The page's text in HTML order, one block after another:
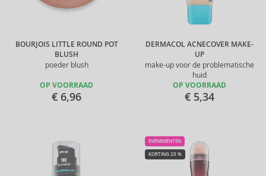
BOURJOIS LITTLE ROUND POT
BLUSH
poeder blush
OP VOORRAAD
€ 6,96
DERMACOL ACNECOVER MAKE-
UP
make-up voor de problematische
huid
OP VOORRAAD
€ 5,34
EVENEMENTEN
KORTING 20 %